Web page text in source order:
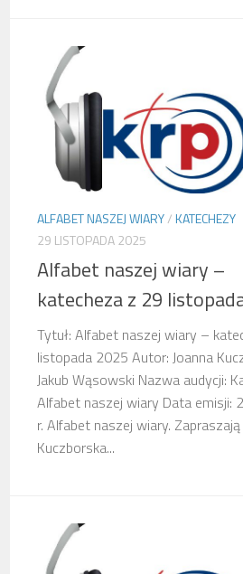
ALFABET NASZEJ WIARY/KATECHEZY
29 LISTOPADA 2025
Alfabet naszej wiary –
katecheza z 29
Tytuł: Alfabet naszej wiary –
listopada 2025 Autor: Joanna
Jakub Wąsowski Nazwa audycji:
Alfabet naszej wiary Data emisji:
r. Alfabet naszej wiary.
Kuczborska...